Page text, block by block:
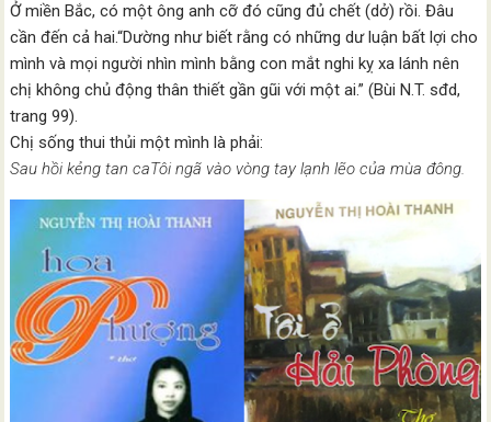
Ở miền Bắc, có một ông anh cỡ đó cũng đủ chết (dở) rồi. Đâu
cần đến cả hai.“Dường như biết rằng có những dư luận bất lợi cho
mình và mọi người nhìn mình bằng con mắt nghi kỵ xa lánh nên
chị không chủ động thân thiết gần gũi với một ai.” (Bùi N.T. sđd,
trang 99).
Chị sống thui thủi một mình là phải:
Sau hồi kẻng tan caTôi ngã vào vòng tay lạnh lẽo của mùa đông.